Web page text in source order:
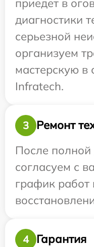
диагностики
серьезной
организуем
мастерскую в
Infratech.
3
Ремонт
После
согласуем с
график работ
4
Гарантия